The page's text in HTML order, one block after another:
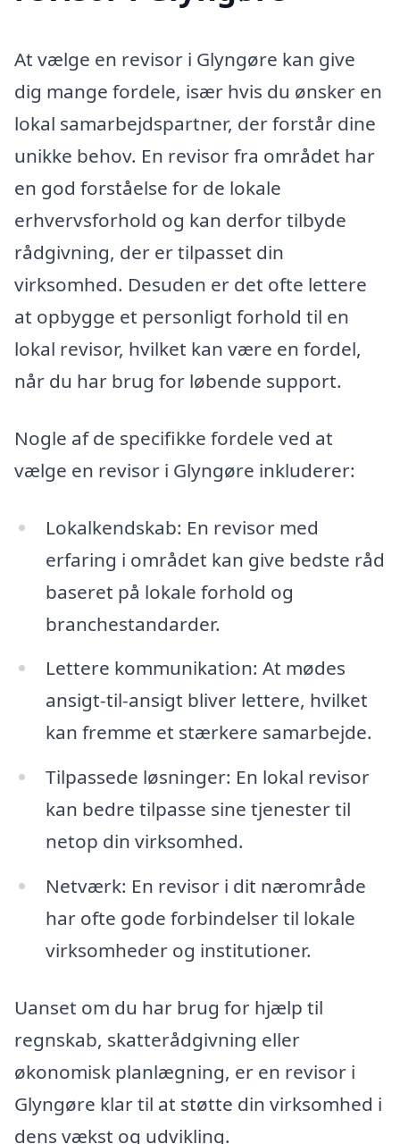
At vælge en revisor i Glyngøre kan give
dig mange fordele, især hvis du ønsker en
lokal samarbejdspartner, der forstår dine
unikke behov. En revisor fra området har
en god forståelse for de lokale
erhvervsforhold og kan derfor tilbyde
rådgivning, der er tilpasset din
virksomhed. Desuden er det ofte lettere
at opbygge et personligt forhold til en
lokal revisor, hvilket kan være en fordel,
når du har brug for løbende support.
Nogle af de specifikke fordele ved at
vælge en revisor i Glyngøre inkluderer:
Lokalkendskab: En revisor med
erfaring i området kan give bedste råd
baseret på lokale forhold og
branchestandarder.
Lettere kommunikation: At mødes
ansigt-til-ansigt bliver lettere, hvilket
kan fremme et stærkere samarbejde.
Tilpassede løsninger: En lokal revisor
kan bedre tilpasse sine tjenester til
netop din virksomhed.
Netværk: En revisor i dit nærområde
har ofte gode forbindelser til lokale
virksomheder og institutioner.
Uanset om du har brug for hjælp til
regnskab, skatterådgivning eller
økonomisk planlægning, er en revisor i
Glyngøre klar til at støtte din virksomhed i
dens vækst og udvikling.